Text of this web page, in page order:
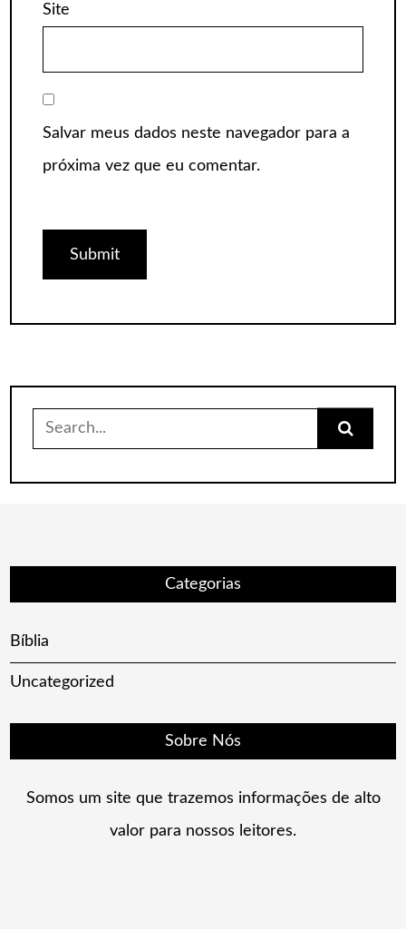
Site
Salvar meus dados neste navegador para a
próxima vez que eu comentar.
for:
Categorias
Bíblia
Uncategorized
Sobre Nós
Somos um site que trazemos informações de alto
valor para nossos leitores.